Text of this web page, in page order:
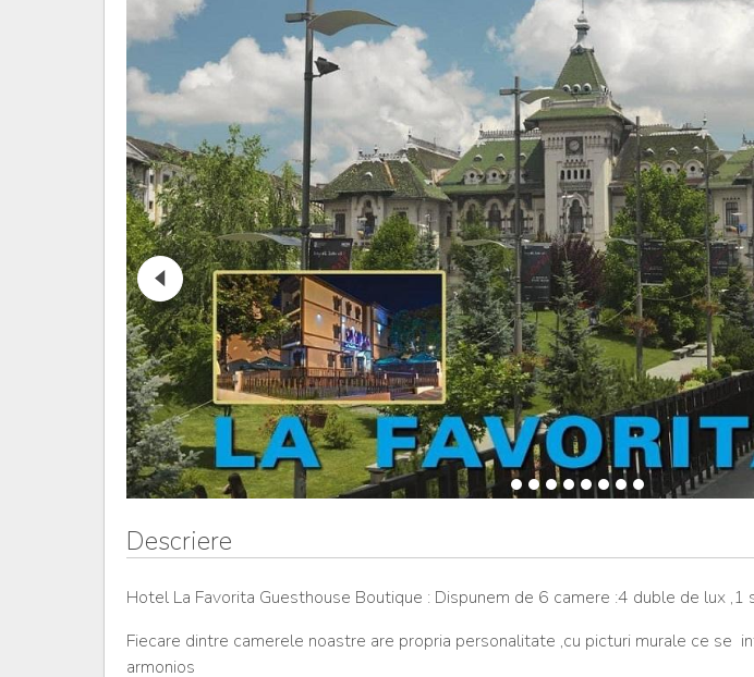
Descriere
Hotel La Favorita Guesthouse Boutique : Dispunem de 6 camere :4 duble de lux ,1
Fiecare dintre camerele noastre are propria personalitate ,cu picturi murale ce se
armonios